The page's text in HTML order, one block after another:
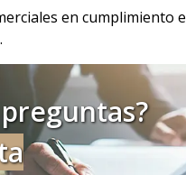
en cumplimiento e